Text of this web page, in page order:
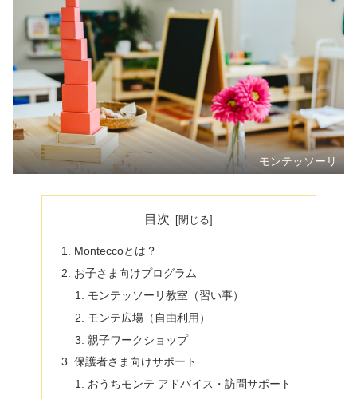
モンテッソーリ
目次
Monteccoとは？
お子さま向けプログラム
モンテッソーリ教室（習い事）
モンテ広場（自由利用）
親子ワークショップ
保護者さま向けサポート
おうちモンテ アドバイス・訪問サポート